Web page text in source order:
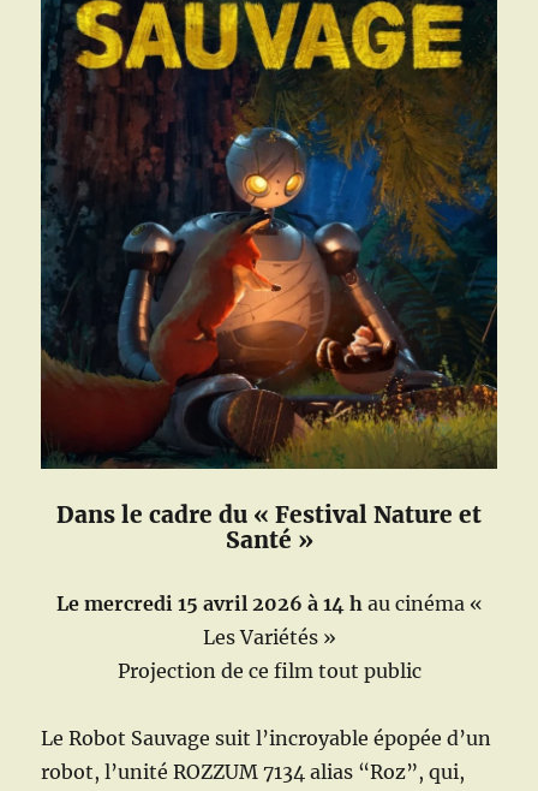
Dans le cadre du « Festival Nature et
Santé »
Le mercredi 15 avril 2026 à 14 h au cinéma «
Les Variétés »
Projection de ce film tout public
Le Robot Sauvage suit l’incroyable épopée d’un
robot, l’unité ROZZUM 7134 alias “Roz”, qui,